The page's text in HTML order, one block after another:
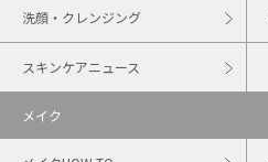
洗顔・クレンジング
スキンケアニュース
メイク